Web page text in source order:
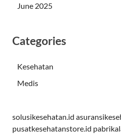
June 2025
Categories
Kesehatan
Medis
solusikesehatan.id
pusatkesehatanstore.id